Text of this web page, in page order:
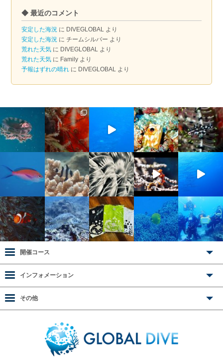
カ
イ
ブ
◆ 最近のコメント
安定した海況 に DIVEGLOBAL より
安定した海況 にチームシルバー より
荒れた天気 に DIVEGLOBAL より
荒れた天気 に Family より
予報はずれの晴れ に DIVEGLOBAL より
開催コース
インフォメーション
その他